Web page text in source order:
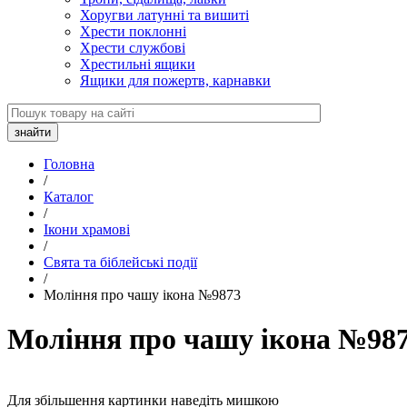
Хоругви латунні та вишиті
Хрести поклонні
Хрести службові
Хрестильні ящики
Ящики для пожертв, карнавки
Головна
/
Каталог
/
Ікони храмові
/
Свята та біблейські події
/
Моління про чашу ікона №9873
Моління про чашу ікона
Для збільшення картинки наведіть мишкою